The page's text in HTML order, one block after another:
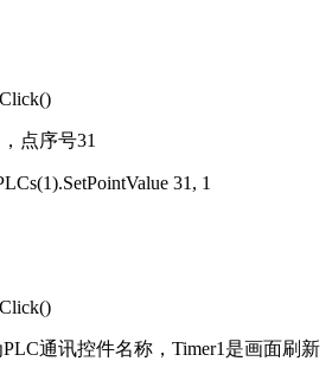
点序号31
31, 1
通讯控件名称，Timer1是画面刷新